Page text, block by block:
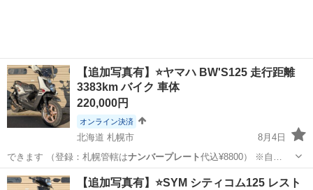
【追加写真有】⭐️ヤマハ BW'S125 走行距離
3383km バイク 車体
220,000円
オンライン決済
北海道 札幌市
8月4日
できます （登録：札幌管轄はナンバープレート 代込¥8800） ※自…
北海道 札幌市 ヤマハ 車体
【追加写真有】⭐️SYM シティコム125 レスト